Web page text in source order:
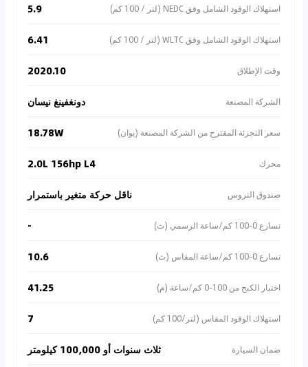
استهلاك الوقود الشامل وفق NEDC (لتر / 100 كم) 5.9
استهلاك الوقود الشامل وفق WLTC (لتر / 100 كم) 6.41
وقت الإطلاق 2020.10
الشركة المصنعة دونغفينغ نيسان
سعر التجزئة المقترح من الشركة المصنعة (يوان) 18.78W
محرك 2.0L 156hp L4
صندوق التروس ناقل حركة متغير باستمرار
تسارع 0-100 كم/ساعة الرسمي (ث) -
تسارع 0-100 كم/ساعة المقاس (ث) 10.6
اختبار الكبح من 100-0 كم/ساعة (م) 41.25
استهلاك الوقود المقاس (لتر/100 كم) 7
ضمان السيارة ثلاث سنوات أو 100,000 كيلومتر